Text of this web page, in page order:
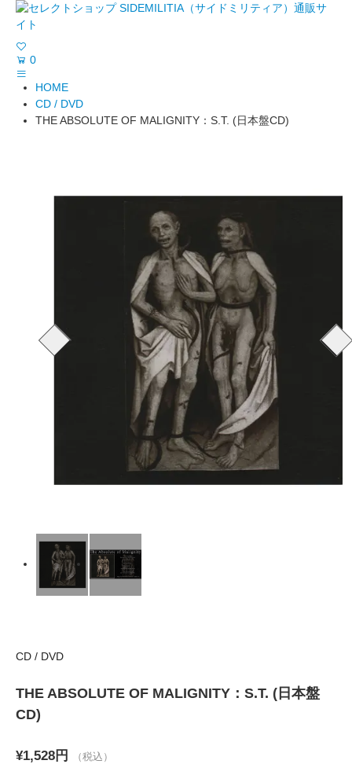
0
HOME
CD / DVD
THE ABSOLUTE OF MALIGNITY：S.T. (日本盤CD)
CD / DVD
THE ABSOLUTE OF MALIGNITY：S.T. (日本盤
CD)
¥1,528円 （税込）